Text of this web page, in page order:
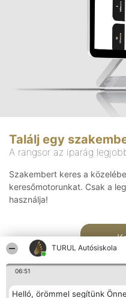
TURUL Autósiskola
06:51
Helló, örömmel segítünk
Találj egy
A rangsor az iparág
Szakembert keres a
keresőmotorunkat. Csak a
használja!